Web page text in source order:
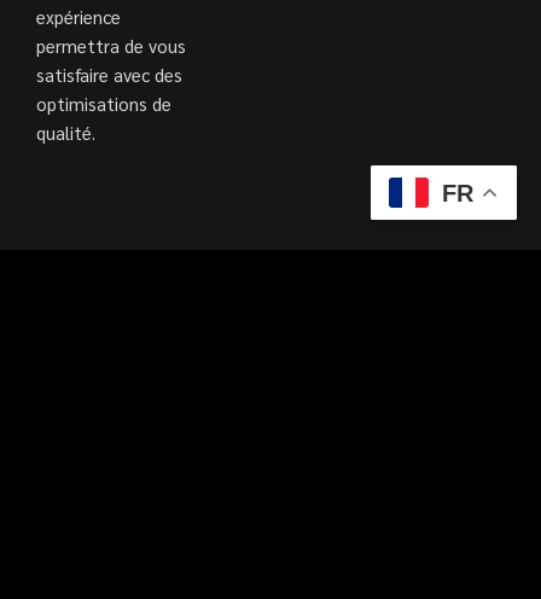
expérience
permettra de vous
satisfaire avec des
optimisations de
qualité.
FR